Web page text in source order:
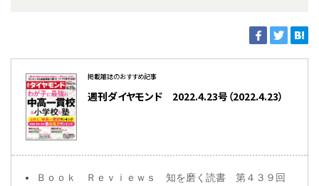
掲載雑誌のおすすめ記事
週刊ダイヤモンド 2022.4.23号（2022.4.23）
Ｂｏｏｋ Ｒｅｖｉｅｗｓ 知を磨く読書 第４３９回